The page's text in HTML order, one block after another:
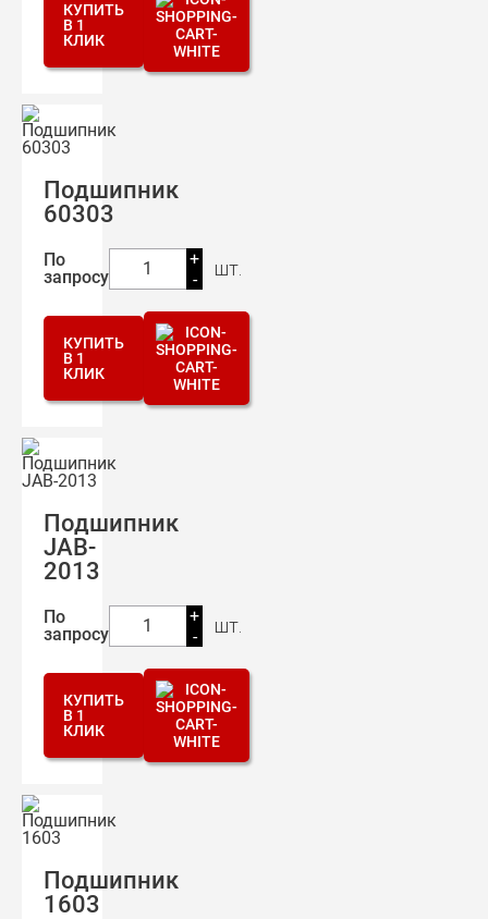
КУПИТЬ
В 1
КЛИК
Подшипник
60303
По
запросу
1
+
-
шт.
КУПИТЬ
В 1
КЛИК
Подшипник
JAB-
2013
По
запросу
1
+
-
шт.
КУПИТЬ
В 1
КЛИК
Подшипник
1603